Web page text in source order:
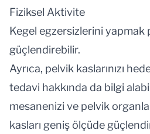
Fiziksel Aktivite
Kegel egzersizlerini yapmak
güçlendirebilir.
Ayrıca, pelvik kaslarınızı
tedavi hakkında da bilgi
mesanenizi ve pelvik
kasları geniş ölçüde